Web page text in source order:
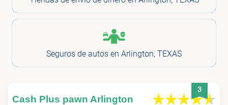
Seguros de autos en Arlington, TEXAS
3
Cash Plus pawn Arlington